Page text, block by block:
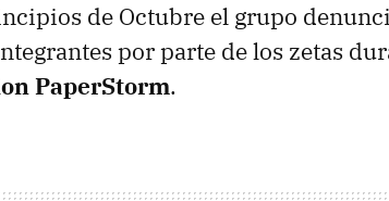
de Octubre el grupo
por parte de los zetas
PaperStorm.